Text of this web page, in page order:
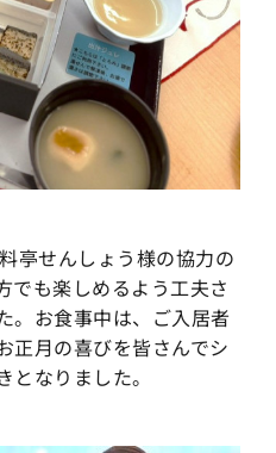
亭せんしょう様の協力の
でも楽しめるよう工夫さ
。お食事中は、ご入居者
正月の喜びを皆さんでシ
なりました。